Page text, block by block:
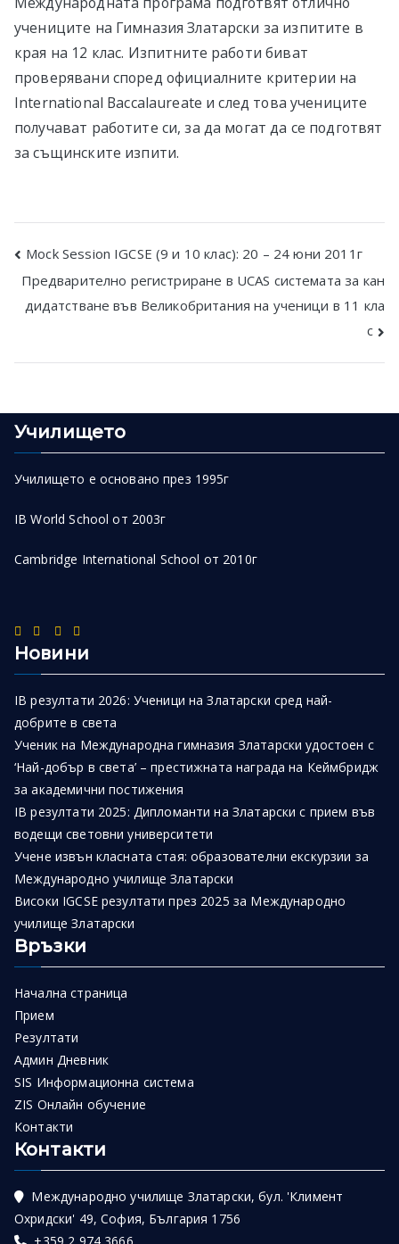
учениците на Гимназия Златарски за изпитите в
края на 12 клас. Изпитните работи биват
проверявани според официалните критерии на
International Baccalaureate и след това учениците
получават работите си, за да могат да се подготвят
за същинските изпити.
Post
navigation
Mock Session IGCSE (9 и 10 клас): 20 – 24 юни 2011г
Предварително регистриране в UCAS системата за кан
дидатстване във Великобритания на ученици в 11 кла
с
Училището
Училището е основано през 1995г
IB World School от 2003г
Cambridge International School от 2010г
Новини
IB резултати 2026: Ученици на Златарски сред най-
добрите в света
Ученик на Международна гимназия Златарски удостоен с
‘Най-добър в света’ – престижната награда на Кеймбридж
за академични постижения
IB резултати 2025: Дипломанти на Златарски с прием във
водещи световни университети
Учене извън класната стая: образователни екскурзии за
Международно училище Златарски
Високи IGCSE резултати през 2025 за Международно
училище Златарски
Връзки
Начална страница
Прием
Резултати
Админ Дневник
SIS Информационна система
ZIS Онлайн обучение
Контакти
Контакти
Международно училище Златарски, бул. 'Климент
Охридски' 49, София, България 1756